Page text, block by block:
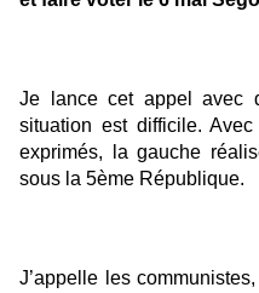
Je lance cet appel avec
situation est difficile.
exprimés, la gauche
sous la 5ème République.
J’appelle les